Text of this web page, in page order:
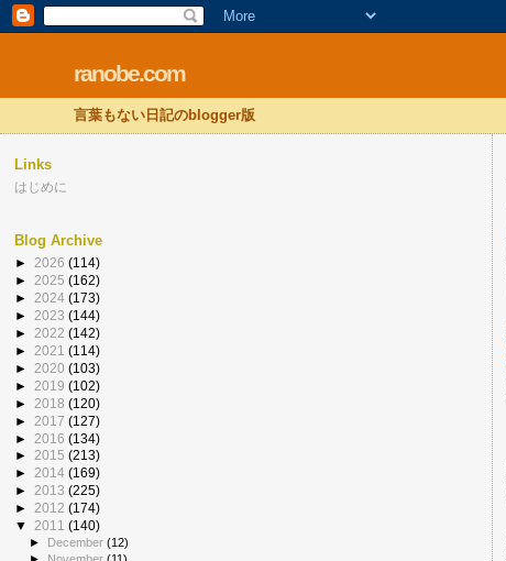
ranobe.com
言葉もない日記のblogger版
Links
はじめに
Blog Archive
► 2026 (114)
► 2025 (162)
► 2024 (173)
► 2023 (144)
► 2022 (142)
► 2021 (114)
► 2020 (103)
► 2019 (102)
► 2018 (120)
► 2017 (127)
► 2016 (134)
► 2015 (213)
► 2014 (169)
► 2013 (225)
► 2012 (174)
▼ 2011 (140)
► December(12)